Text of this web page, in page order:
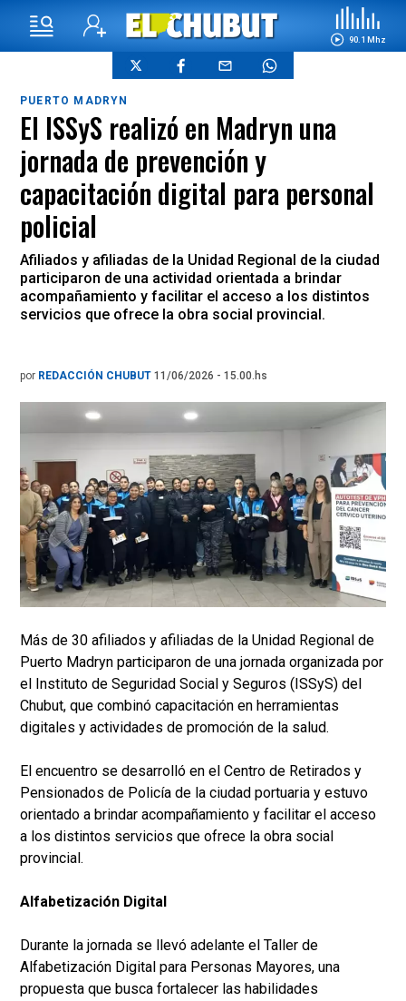
90.1 Mhz
PUERTO MADRYN
El ISSyS realizó en Madryn una
jornada de prevención y
capacitación digital para personal
policial
Afiliados y afiliadas de la Unidad Regional de la ciudad
participaron de una actividad orientada a brindar
acompañamiento y facilitar el acceso a los distintos
servicios que ofrece la obra social provincial.
por REDACCIÓN CHUBUT 11/06/2026 - 15.00.hs
Más de 30 afiliados y afiliadas de la Unidad Regional de
Puerto Madryn participaron de una jornada organizada por
el Instituto de Seguridad Social y Seguros (ISSyS) del
Chubut, que combinó capacitación en herramientas
digitales y actividades de promoción de la salud.
El encuentro se desarrolló en el Centro de Retirados y
Pensionados de Policía de la ciudad portuaria y estuvo
orientado a brindar acompañamiento y facilitar el acceso
a los distintos servicios que ofrece la obra social
provincial.
Alfabetización Digital
Durante la jornada se llevó adelante el Taller de
Alfabetización Digital para Personas Mayores, una
propuesta que busca fortalecer las habilidades